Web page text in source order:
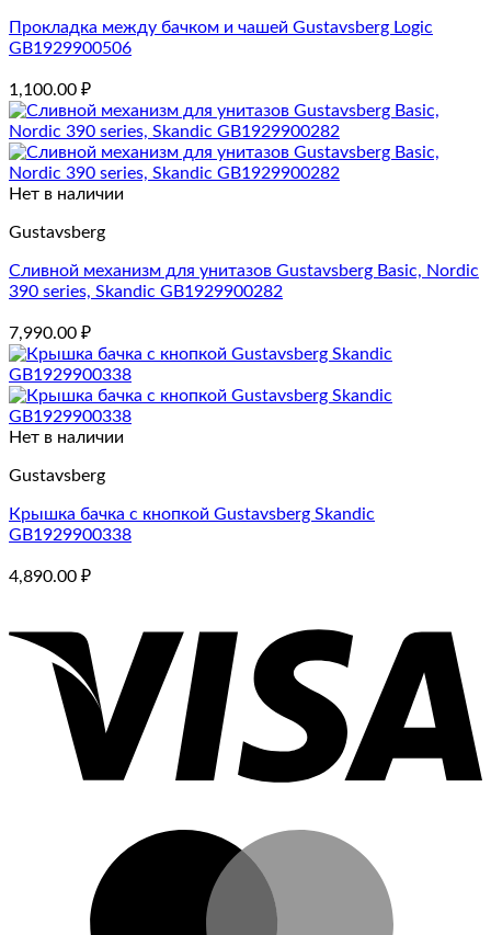
Прокладка между бачком и чашей Gustavsberg Logic
GB1929900506
1,100.00 ₽
Нет в наличии
Gustavsberg
Сливной механизм для унитазов Gustavsberg Basic, Nordic
390 series, Skandic GB1929900282
7,990.00 ₽
Нет в наличии
Gustavsberg
Крышка бачка с кнопкой Gustavsberg Skandic
GB1929900338
4,890.00 ₽